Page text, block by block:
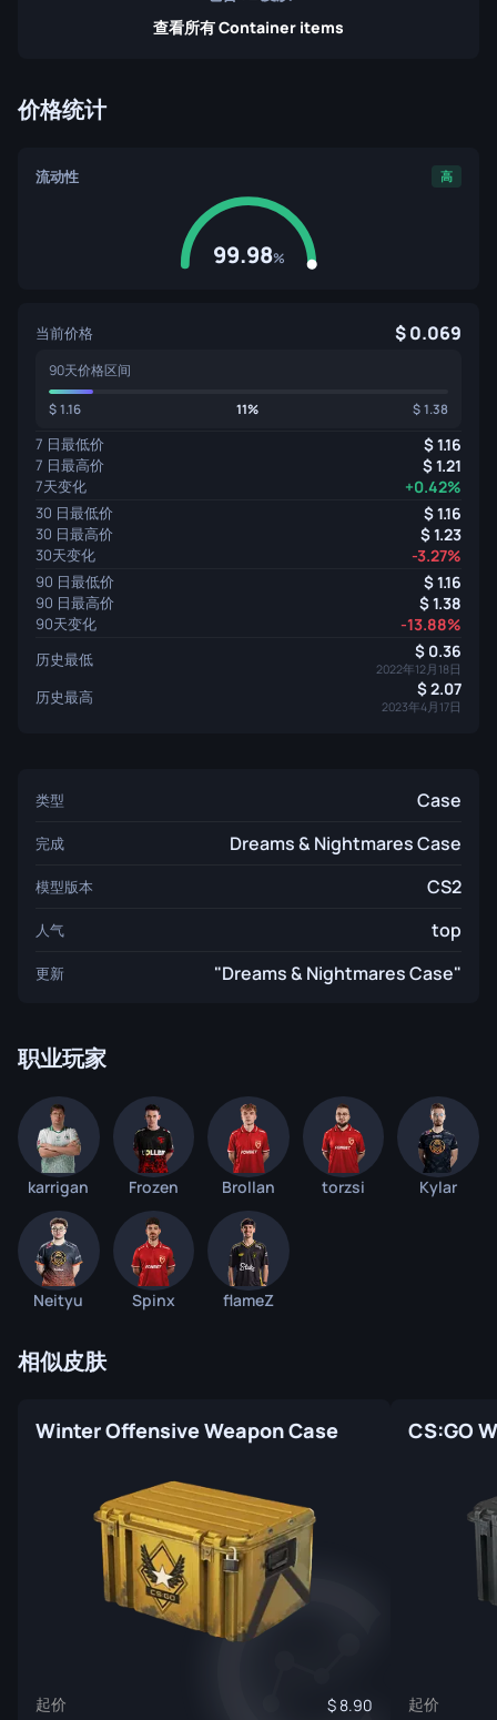
查看所有 Container items
价格统计
流动性 高
99.98%
当前价格 0.069
90天价格区间
1.16 11% 1.38
7 日最低价 1.16
7 日最高价 1.21
7天变化 +0.42%
30 日最低价 1.16
30 日最高价 1.23
30天变化 -3.27%
90 日最低价 1.16
90 日最高价 1.38
90天变化 -13.88%
历史最低 0.36
2022年12月18日
历史最高 2.07
2023年4月17日
类型 Case
完成 Dreams & Nightmares Case
模型版本 CS2
人气 top
更新 "Dreams & Nightmares Case"
职业玩家
karrigan Frozen Brollan torzsi Kylar
Neityu Spinx flameZ
相似皮肤
Winter Offensive Weapon Case
起价 8.90
CS:GO
起价